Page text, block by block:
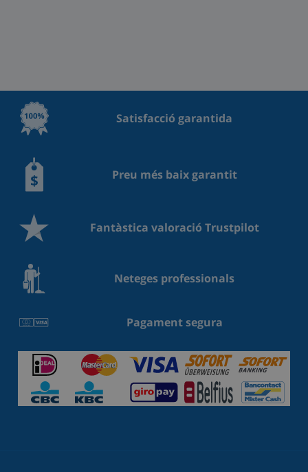
Satisfacció garantida
Preu més baix garantit
Fantàstica valoració Trustpilot
Neteges professionals
Pagament segura